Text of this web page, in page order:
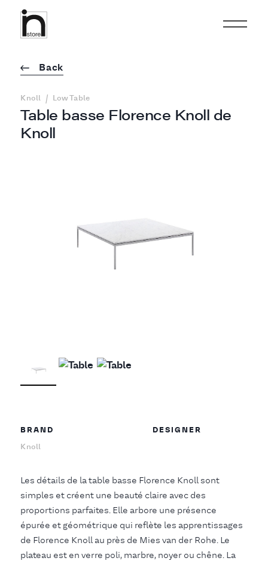
Table basse Florence Knoll de
Knoll
Back
Knoll / Low Table
BRAND
Knoll
DESIGNER
Les détails de la table basse Florence Knoll sont
simples et créent une beauté claire avec des
proportions parfaites. Elle arbore une présence
épurée et géométrique qui reflète les apprentissages
de Florence Knoll au près de Mies van der Rohe. Le
plateau est en verre poli, marbre, noyer ou chêne. La